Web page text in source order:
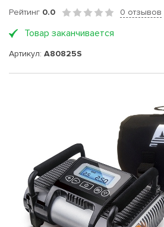
Рейтинг 0.0 0 отзывов
Товар заканчивается
Артикул: A80825S